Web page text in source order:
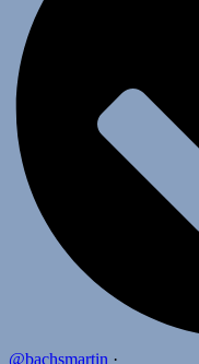
@bachsmartin ·